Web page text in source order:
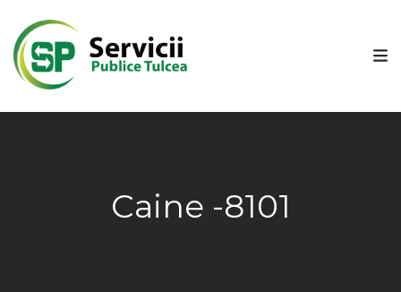
Caine -8101